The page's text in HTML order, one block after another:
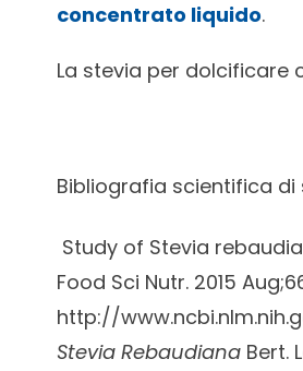
concentrato liquido.
La stevia per
Bibliografia scientifica di
Study of Stevia
Food Sci Nutr. 2015
http://
Stevia Rebaudiana Bert.